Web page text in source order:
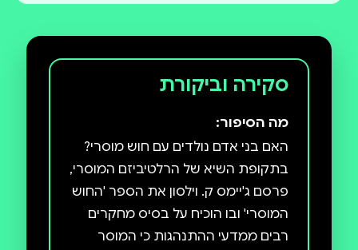
סקירה וביקורת
מה הסיפור:
האם בני אדם נולדים עם חוש מוסרי?
בתקופת השיא של הרלטיביזם המוסרי,
פרסם ג'יימס ק. וילסון את הספר 'החוש
המוסרי' ובו הוכיח על בסיס מחקרים
רבים ממדעי ההתנהגות כי המוסר